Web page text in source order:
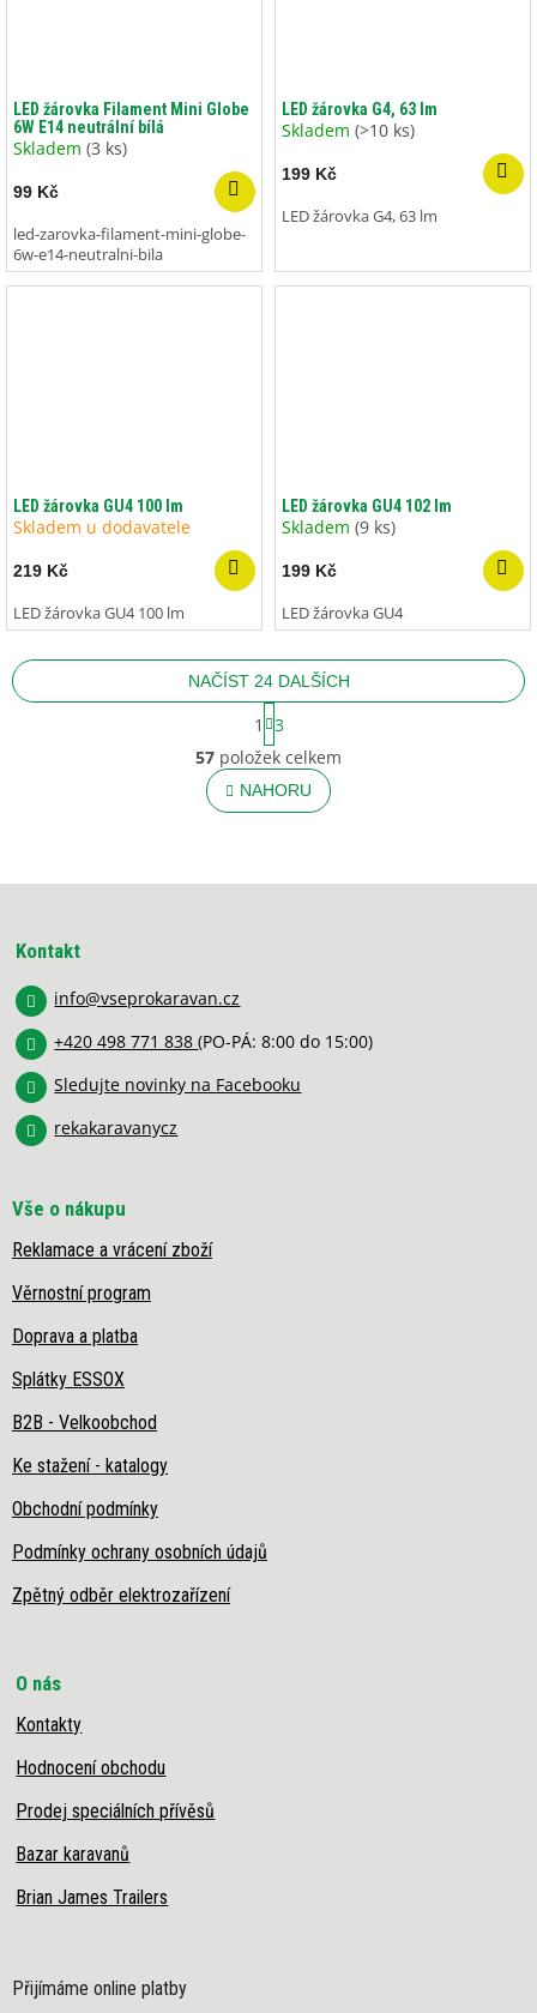
LED žárovka Filament Mini Globe
6W E14 neutrální bílá
Skladem (3 ks)
99 Kč
led-zarovka-filament-mini-globe-
6w-e14-neutralni-bila
LED žárovka G4, 63 lm
Skladem (>10 ks)
199 Kč
LED žárovka G4, 63 lm
LED žárovka GU4 100 lm
Skladem u dodavatele
219 Kč
LED žárovka GU4 100 lm
LED žárovka GU4 102 lm
Skladem (9 ks)
199 Kč
LED žárovka GU4
O
v
l
á
c
v
p
NAČÍST 24 DALŠÍCH
S
t
r
á
n
k
1
3
57 položek celkem
NAHORU
Kontakt
info@vseprokaravan.cz
+420 498 771 838(PO-PÁ: 8:00 do 15:00)
Sledujte novinky na Facebooku
rekakaravanycz
Vše o nákupu
Reklamace a vrácení zboží
Věrnostní program
Doprava a platba
Splátky ESSOX
B2B - Velkoobchod
Ke stažení - katalogy
Obchodní podmínky
Podmínky ochrany osobních údajů
Zpětný odběr elektrozařízení
O nás
Kontakty
Hodnocení obchodu
Prodej speciálních přívěsů
Bazar karavanů
Brian James Trailers
Přijímáme online platby